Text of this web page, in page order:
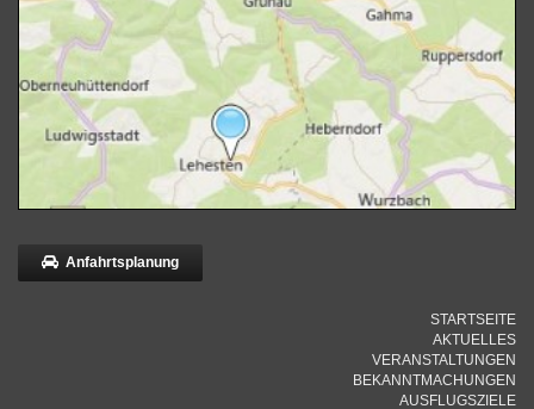
Anfahrtsplanung
STARTSEITE
AKTUELLES
VERANSTALTUNGEN
BEKANNTMACHUNGEN
AUSFLUGSZIELE